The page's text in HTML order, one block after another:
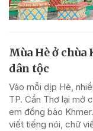
Mùa Hè ở
dân tộc
Vào mỗi dịp Hè,
TP. Cần Thơ lại mở
em đồng bào
viết tiếng nói, chữ